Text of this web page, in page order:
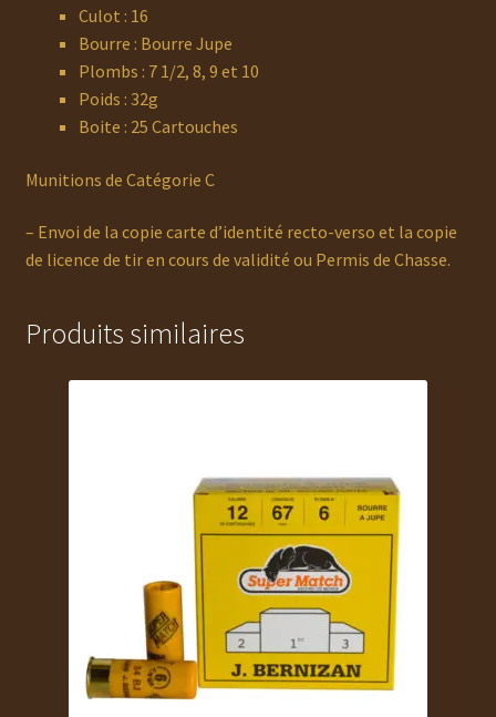
Culot : 16
Bourre : Bourre Jupe
Plombs : 7 1/2, 8, 9 et 10
Poids : 32g
Boite : 25 Cartouches
Munitions de Catégorie C
– Envoi de la copie carte d’identité recto-verso et la copie
de licence de tir en cours de validité ou Permis de Chasse.
Produits similaires